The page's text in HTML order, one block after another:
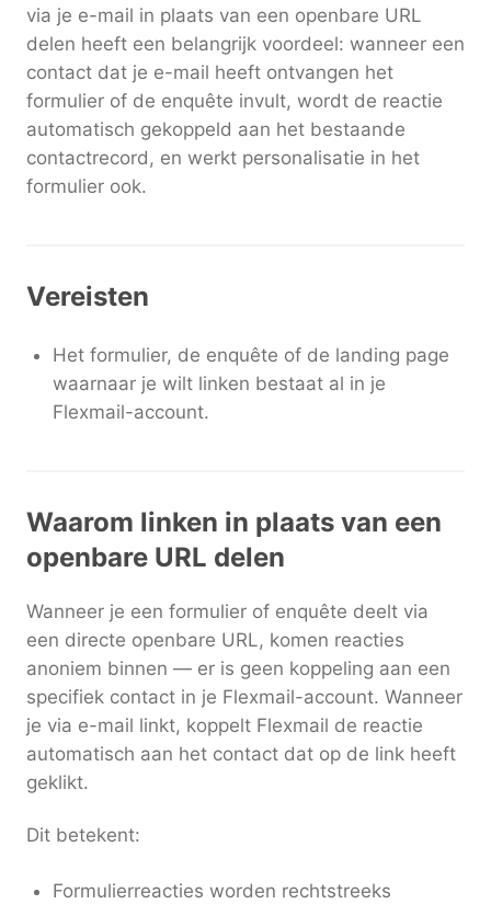
via je e-mail in plaats van een openbare URL
delen heeft een belangrijk voordeel: wanneer een
contact dat je e-mail heeft ontvangen het
formulier of de enquête invult, wordt de reactie
automatisch gekoppeld aan het bestaande
contactrecord, en werkt personalisatie in het
formulier ook.
Vereisten
Het formulier, de enquête of de landing page
waarnaar je wilt linken bestaat al in je
Flexmail-account.
Waarom linken in plaats van een
openbare URL delen
Wanneer je een formulier of enquête deelt via
een directe openbare URL, komen reacties
anoniem binnen — er is geen koppeling aan een
specifiek contact in je Flexmail-account. Wanneer
je via e-mail linkt, koppelt Flexmail de reactie
automatisch aan het contact dat op de link heeft
geklikt.
Dit betekent:
Formulierreacties worden rechtstreeks